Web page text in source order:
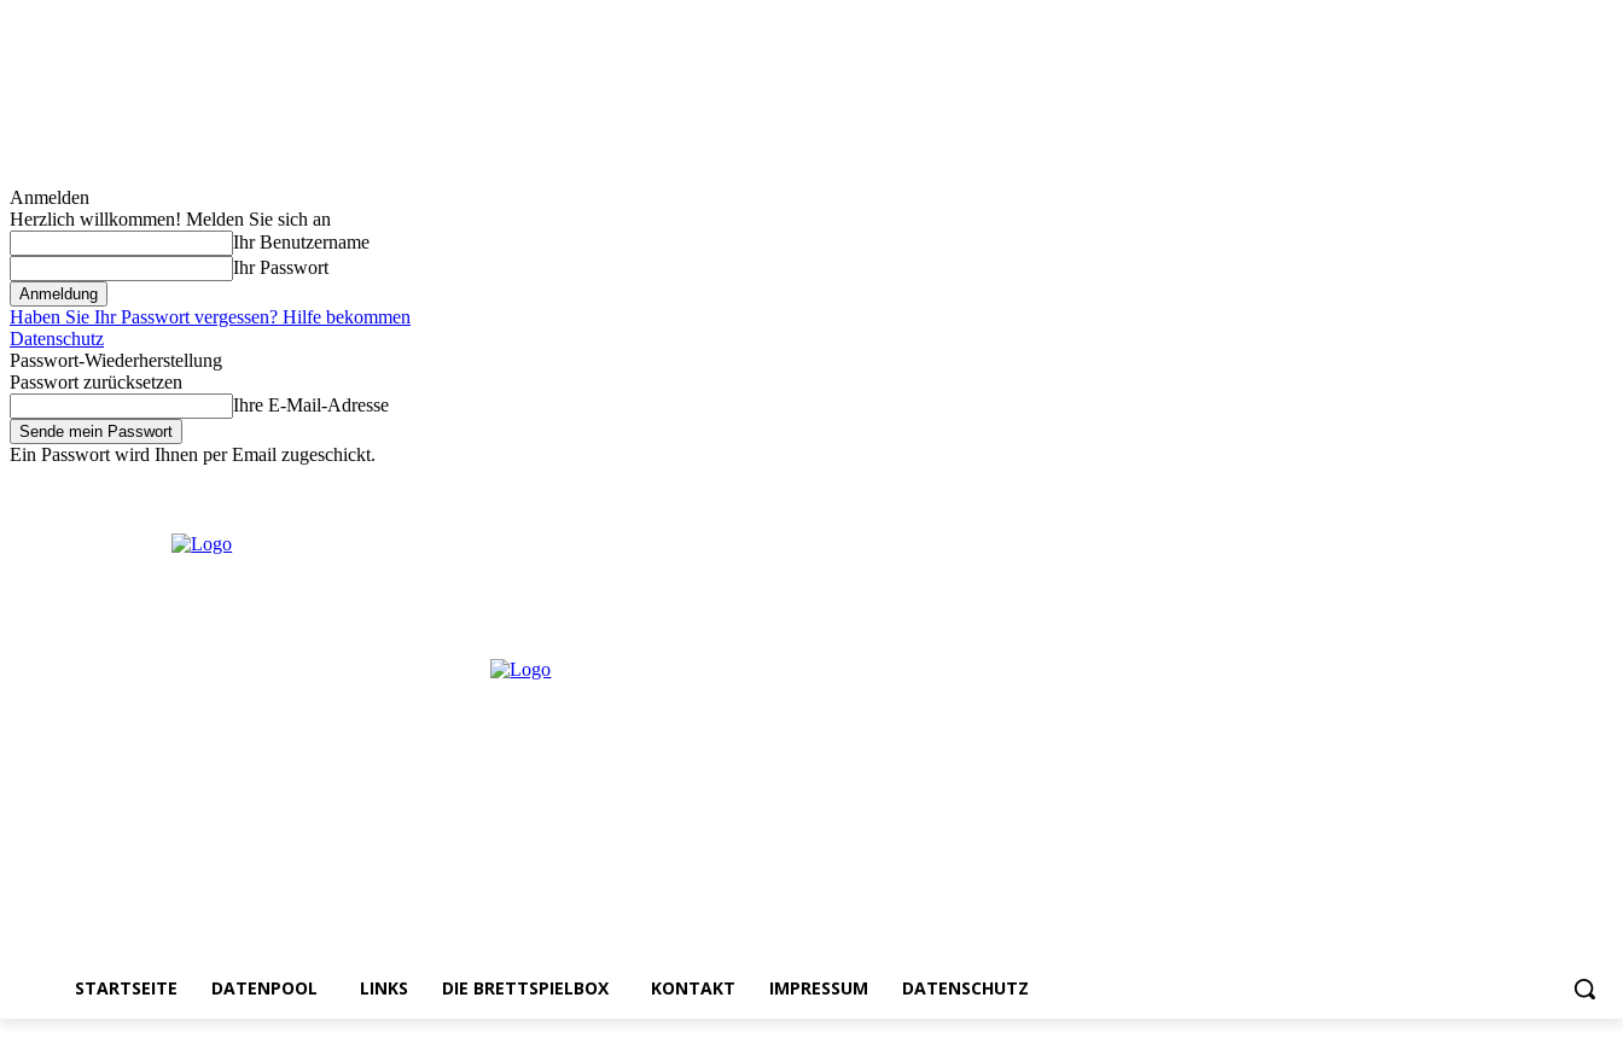
Anmelden
Herzlich willkommen! Melden Sie sich an
Ihr Benutzername
Ihr Passwort
Haben Sie Ihr Passwort vergessen? Hilfe bekommen
Datenschutz
Passwort-Wiederherstellung
Passwort zurücksetzen
Ihre E-Mail-Adresse
Ein Passwort wird Ihnen per Email zugeschickt.
STARTSEITE DATENPOOL LINKS DIE BRETTSPIELBOX KONTAKT IMPRESSUM DATENSCHUTZ